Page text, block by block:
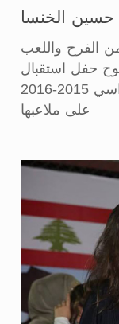
حسين الخنسا
الفرح واللعب
حفل استقبال
لاطفال الروضة الأولى للعام الدراسي 2015-2016
على ملاعبها